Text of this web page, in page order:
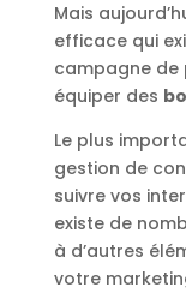
Mais
efficace qui
campagne de
équiper des
Le plus
gestion de
suivre vos
existe de
à d’autres
votre